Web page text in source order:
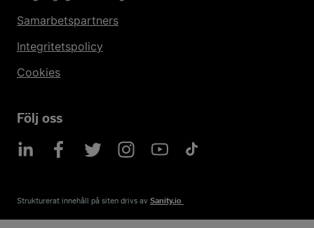
Samarbetspartners
Integritetspolicy
Cookies
Följ oss
Strukturerat innehåll på siten drivs av​ Sanity.io